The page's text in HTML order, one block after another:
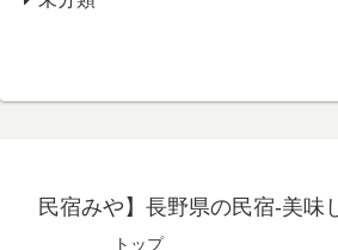
民宿みや】長野県の民宿-美味
トップ